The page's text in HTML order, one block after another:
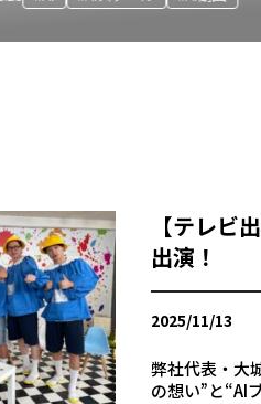
【テレビ
出演！
2025/11/13
弊社代表・大
の想い”と“AI